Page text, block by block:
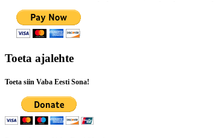
Toeta ajalehte
Toeta siin Vaba Eesti Sona!